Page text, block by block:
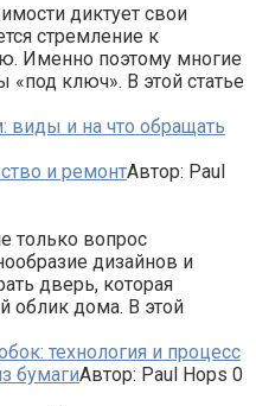
диктует свои
стремление к
Именно поэтому многие
ключ». В этой статье
виды и на что обращать
и ремонтАвтор: Paul
только вопрос
дизайнов и
дверь, которая
облик дома. В этой
технология и процесс
бумагиАвтор: Paul Hops 0